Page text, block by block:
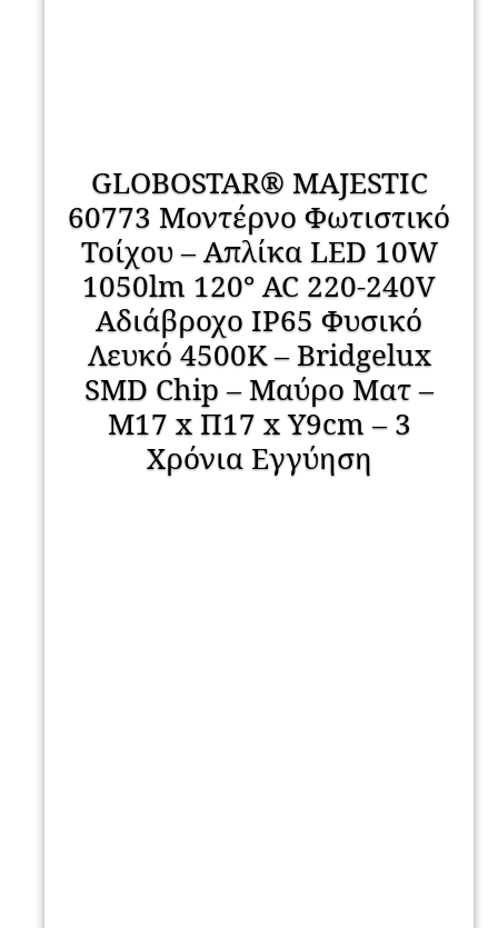
GLOBOSTAR® MAJESTIC
60773 Μοντέρνο Φωτιστικό
Τοίχου – Απλίκα LED 10W
1050lm 120° AC 220-240V
Αδιάβροχο IP65 Φυσικό
Λευκό 4500K – Bridgelux
SMD Chip – Μαύρο Ματ –
Μ17 x Π17 x Υ9cm – 3
Χρόνια Εγγύηση